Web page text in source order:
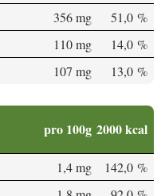
356 mg
51,0 %
110 mg
14,0 %
107 mg 13,0 %
pro 100g 2000 kcal
1,4 mg
142,0 %